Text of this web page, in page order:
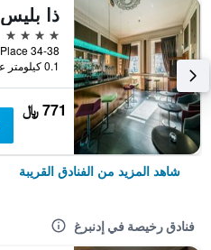
ذا بليس
4 نجوم
0.1 كيلومتر عن وسط المدينة
771 ﷼
شاهد المزيد من الفنادق القريبة
فنادق رخيصة في إدنبرغ